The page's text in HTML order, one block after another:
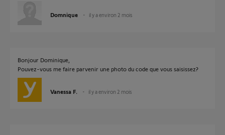
Domnique il y a environ 2 mois
Bonjour Dominique,
Pouvez-vous me faire parvenir une photo du code que vous saisissez?
Vanessa F. il y a environ 2 mois